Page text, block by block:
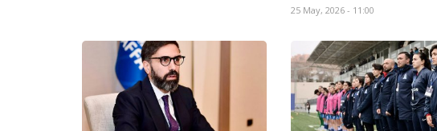
25 May, 2026 - 11:00